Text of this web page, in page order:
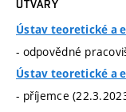
ÚTVARY
Ústav teoretické a
- odpovědné
Ústav teoretické a
- příjemce